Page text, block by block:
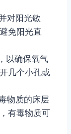
对阳光敏
免阳光直
以确保氧气
几个小孔或
物质的床层
有毒物质可